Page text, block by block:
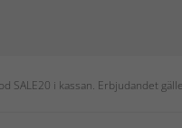
SALE20 i kassan. Erbjudandet